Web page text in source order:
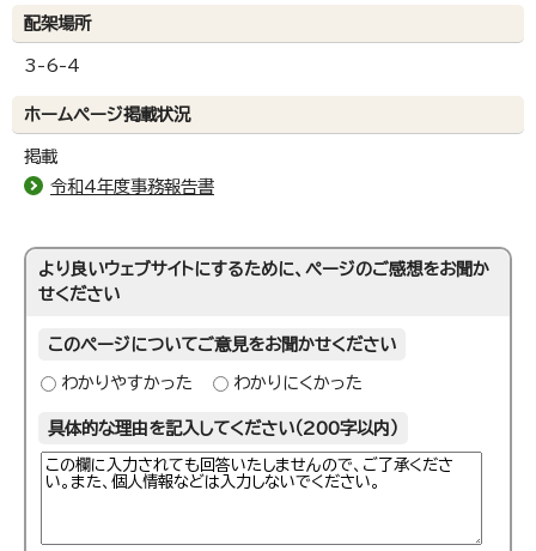
配架場所
3-6-4
ホームページ掲載状況
掲載
令和4年度事務報告書
より良いウェブサイトにするために、ページのご感想をお聞か
せください
このページについてご意見をお聞かせください
わかりやすかった わかりにくかった
具体的な理由を記入してください（200字以内）